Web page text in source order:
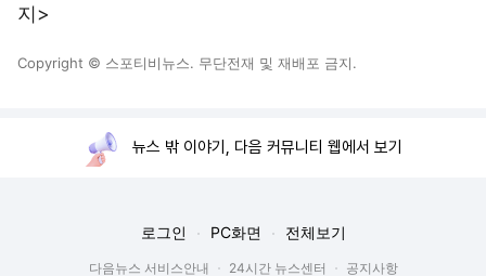
지>
Copyright © 스포티비뉴스. 무단전재 및 재배포 금지.
뉴스 밖 이야기, 다음 커뮤니티 웹에서 보기
로그인 PC화면 전체보기
다음뉴스 서비스안내 24시간 뉴스센터 공지사항